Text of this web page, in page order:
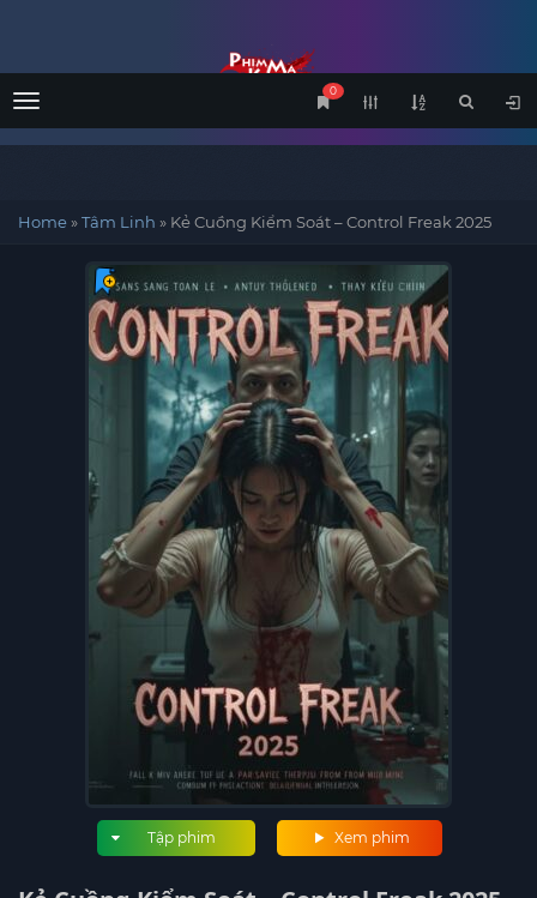
Menu
0
Home»Tâm Linh » Kẻ Cuồng Kiểm Soát – Control Freak 2025
Xem phim
Tập phim